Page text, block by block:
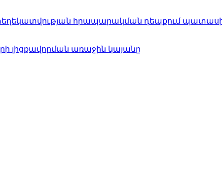
հրապարակման դեպքում
լիցքավորման առաջին կայանը